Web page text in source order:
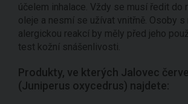
účelem inhalace. Vždy se musí ředit do
oleje a nesmí se užívat vnitřně. Osoby s
alergickou reakcí by měly před jeho
test kožní snášenlivosti.
Produkty, ve kterých Jalovec
(Juniperus oxycedrus) najdete: